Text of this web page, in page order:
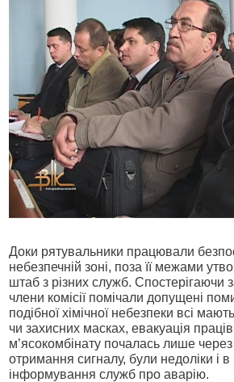
Доки рятувальники працювали
небезпечній зоні, поза її межами
штаб з різних служб. Спостерігаючи
члени комісії помічали допущені
подібної хімічної небезпеки всі
чи захисних масках, евакуація
м’ясокомбінату почалась лише
отримання сигналу, були недоліки і в
інформування служб про аварію.